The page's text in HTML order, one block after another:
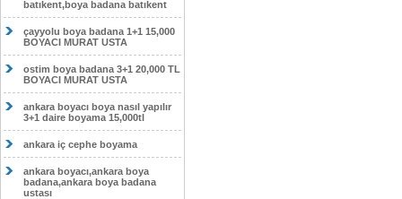
0554 184 41 66
SOKULLU DAİRE BOYAMA 1000TL
EV,İŞYERİ BOYA BADANA USTASI
0554 184 41 66
batıkent,boya badana batıkent
çayyolu boya badana 1+1 15,000
BOYACI MURAT USTA
ostim boya badana 3+1 20,000 TL
BOYACI MURAT USTA
ankara boyacı boya nasıl yapılır
3+1 daire boyama 15,000tl
ankara iç cephe boyama
ankara boyacı,ankara boya
badana,ankara boya badana
ustası